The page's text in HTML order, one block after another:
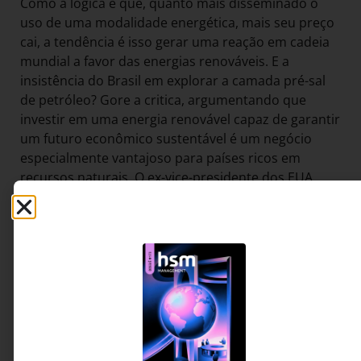
uso de uma modalidade energética, mais seu preço
cai, a tendência é isso gerar uma reação em cadeia
mundial a favor das energias renováveis. E a
insistência do Brasil em explorar a camada pré-sal
de petróleo? Gore a critica, argumentando que
investir em uma energia renovável capaz de garantir
um futuro econômico sustentável é um negócio
especialmente vantajoso para países ricos em
recursos naturais. O ex-vice-presidente dos EUA
mostra-se confiante no aumento gradual do
número de empresas conscientes da mudança que
A prova, segundo ele, é que mais de 750
companhias norte-americanas assinaram um
documento que reivindica que os legisladores
estaduais e federais comecem a considerar
questões associadas ao clima. Outro motivo de